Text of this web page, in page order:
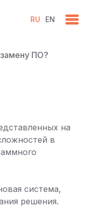
RU EN
ПО?
на
в
система,
решения.